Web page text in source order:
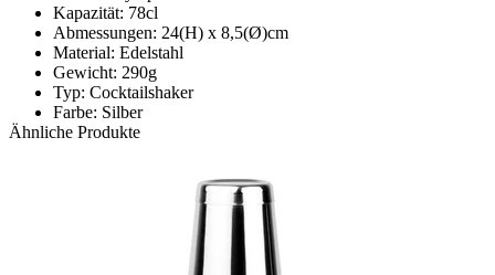
Kapazität: 78cl
Abmessungen: 24(H) x 8,5(Ø)cm
Material: Edelstahl
Gewicht: 290g
Typ: Cocktailshaker
Farbe: Silber
Ähnliche Produkte